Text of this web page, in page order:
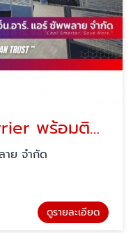
ระบบแอร์ VRF Carrier พร้อมติดตั้ง
าย จำกัด
ดูรายละเอียด